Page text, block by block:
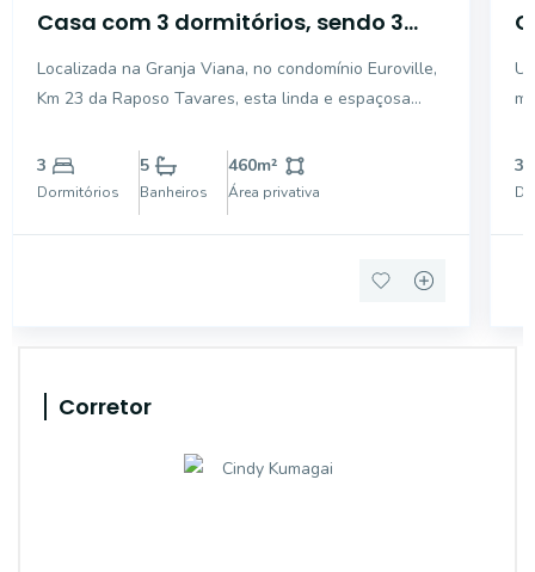
Casa com 3 dormitórios, sendo 3
Cotia - SP
Localizada na Granja Viana, no condomínio Euroville,
Km 23 da Raposo Tavares, esta linda e espaçosa
acabamento impecável e está rodeada por uma
maravilhosa área verde. Ao entrar, você encontra um
elegante hall de e
3
Dormitórios
5
Banheiros
460m²
Área privativa
3
Corretor